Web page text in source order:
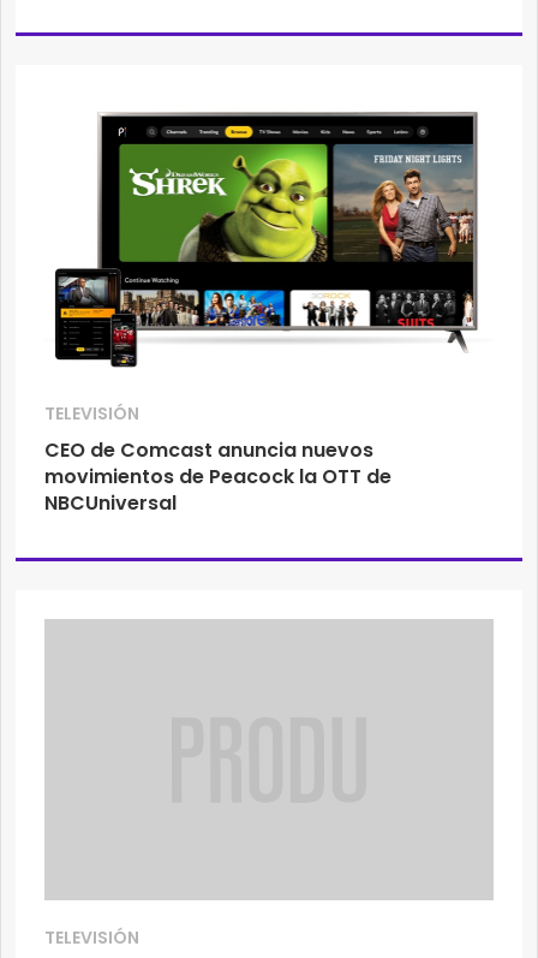
TELEVISIÓN
CEO de Comcast anuncia nuevos
movimientos de Peacock la OTT de
NBCUniversal
TELEVISIÓN